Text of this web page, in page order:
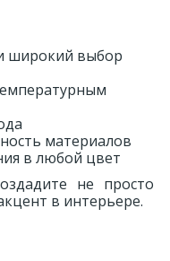
широкий выбор
материалов
в любой цвет
не просто
в интерьере.